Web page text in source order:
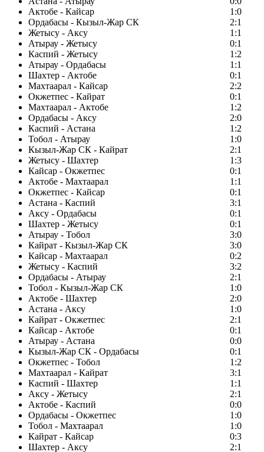
Актобе - Кайсар
1:0
Ордабасы - Кызыл-Жар СК
2:1
Жетысу - Аксу
1:1
Атырау - Жетысу
0:1
Каспий - Жетысу
1:2
Атырау - Ордабасы
1:1
Шахтер - Актобе
0:1
Махтаарал - Кайсар
2:2
Окжетпес - Кайрат
0:1
Махтаарал - Актобе
1:2
Ордабасы - Аксу
2:0
Каспий - Астана
1:2
Тобол - Атырау
1:0
Кызыл-Жар СК - Кайрат
2:1
Жетысу - Шахтер
1:3
Кайсар - Окжетпес
0:1
Актобе - Махтаарал
1:1
Окжетпес - Кайсар
0:1
Астана - Каспий
3:1
Аксу - Ордабасы
0:1
Шахтер - Жетысу
0:1
Атырау - Тобол
3:0
Кайрат - Кызыл-Жар СК
3:0
Кайсар - Махтаарал
0:2
Жетысу - Каспий
3:2
Ордабасы - Атырау
2:1
Тобол - Кызыл-Жар СК
1:0
Актобе - Шахтер
2:0
Астана - Аксу
1:0
Кайрат - Окжетпес
2:1
Кайсар - Актобе
0:1
Атырау - Астана
0:0
Кызыл-Жар СК - Ордабасы
0:1
Окжетпес - Тобол
1:2
Махтаарал - Кайрат
3:1
Каспий - Шахтер
1:1
Аксу - Жетысу
2:1
Актобе - Каспий
0:0
Ордабасы - Окжетпес
1:0
Тобол - Махтаарал
1:0
Кайрат - Кайсар
0:3
Шахтер - Аксу
2:1